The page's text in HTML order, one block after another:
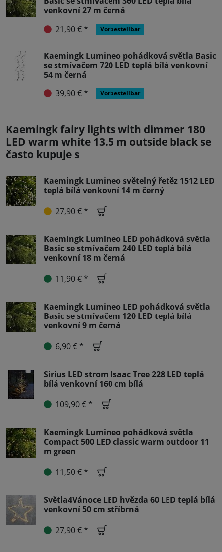
venkovní 27 m černá
21,90 € *
Vorbestellbar
Kaemingk Lumineo pohádková světla Basic
se stmívačem 720 LED teplá bílá venkovní
54 m černá
39,90 € *
Vorbestellbar
Kaemingk fairy lights with dimmer 180
LED warm white 13.5 m outside black se
často kupuje s
Kaemingk Lumineo světelný řetěz 1512 LED
teplá bílá venkovní 14 m černý
27,90 € *
Kaemingk Lumineo LED pohádková světla
Basic se stmívačem 240 LED teplá bílá
venkovní 18 m černá
11,90 € *
Kaemingk Lumineo LED pohádková světla
Basic se stmívačem 120 LED teplá bílá
venkovní 9 m černá
6,90 € *
Sirius LED strom Isaac Tree 228 LED teplá
bílá venkovní 160 cm bílá
109,90 € *
Kaemingk Lumineo pohádková světla
Compact 500 LED classic warm outdoor 11
m green
11,50 € *
Světla4Vánoce LED hvězda 60 LED teplá bílá
venkovní 50 cm stříbrná
27,90 € *